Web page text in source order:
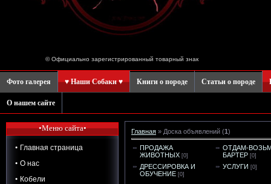
© Официально зарегистрированный товарный знак
Фото галерея ♥ Наши Собаки ♥ Книги о породе Статьи о породе
О нашем сайте
•Меню сайта•
• Главная страница
• О нас
• Кобели
Главная » Доска объявлений (1)
ПРОДАЖА
ЖИВОТНЫХ [0]
ОТДАМ-
БАРТЕР [0]
ДРЕССИРОВКА И
ОБУЧЕНИЕ [0]
УСЛУГИ [0]